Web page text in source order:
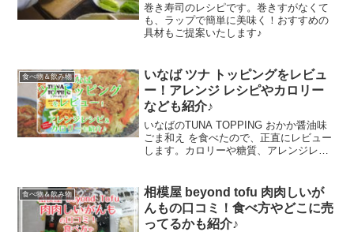
巻き寿司のレシピです。巻きすがなくて
も、ラップで簡単に美味く！おすすめの
具材もご提案いたします♪
食べ物＆飲み物
いなば ツナ トッピングをレビュ
ー！アレンジ レシピやカロリー
なども紹介♪
いなばのTUNA TOPPING おかか醤油味
ごま和え を食べたので、正直にレビュー
します。カロリーや糖質、アレンジレシ
食べ物＆飲み物
相模屋 beyond tofu 肉肉しいが
んもの口コミ！食べ方やどこに売
ってるかも紹介♪